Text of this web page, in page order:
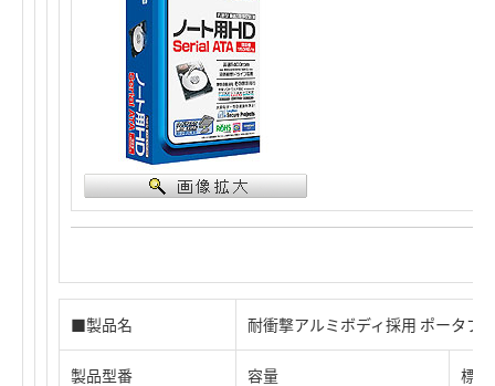
■製品名 耐衝撃アルミボディ採用 ポータブ
製品型番 容量 標